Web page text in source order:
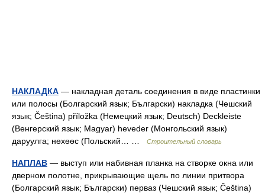
НАКЛАДКА — накладная деталь соединения в виде пластинки
или полосы (Болгарский язык; Български) накладка (Чешский
язык; Čeština) příložka (Немецкий язык; Deutsch) Deckleiste
(Венгерский язык; Magyar) heveder (Монгольский язык)
даруулга; нөхөөс (Польский… …
Строительный словарь
НАПЛАВ — выступ или набивная планка на створке окна или
дверном полотне, прикрывающие щель по линии притвора
(Болгарский язык; Български) перваз (Чешский язык; Čeština)